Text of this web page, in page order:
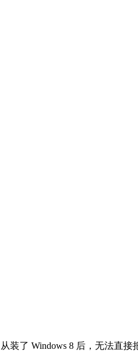
了 Windows 8 后，无法直